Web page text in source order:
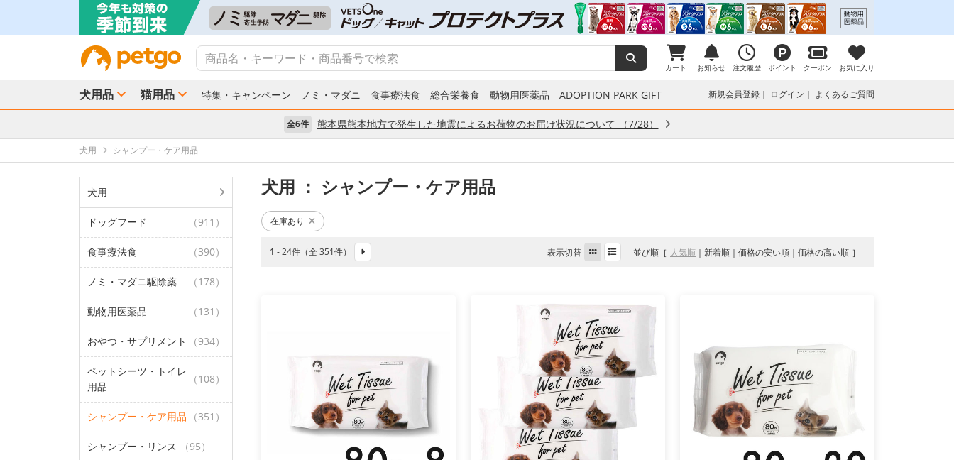
カート お知らせ 注文履歴 ポイント クーポン お気に入り
犬用品 猫用品 特集・キャンペーン ノミ・マダニ 食事療法食 総合栄養食 動物用医薬品 ADOPTION PARK GIFT 新規会員登録 ログイン よくあるご質問
全6件 熊本県熊本地方で発生した地震によるお荷物のお届け状況について （7/28）
犬用 シャンプー・ケア用品
犬用
ドッグフード （911）
食事療法食 （390）
ノミ・マダニ駆除薬 （178）
動物用医薬品 （131）
おやつ・サプリメント （934）
ペットシーツ・トイレ
用品
（108）
シャンプー・ケア用品 （351）
シャンプー・リンス
（95）
犬用 ： シャンプー・ケア用品
在庫あり
1 - 24件（全 351件） 表示切替 並び順 人気順 新着順 価格の安い順 価格の高い順